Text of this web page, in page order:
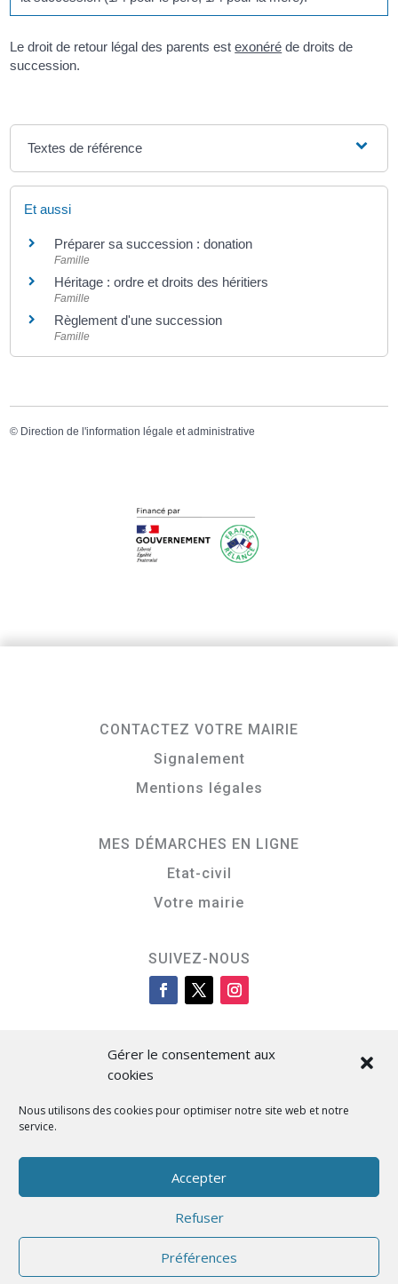
Gérer le consentement aux
cookies
Nous utilisons des cookies pour optimiser notre site web et notre
service.
Accepter
Refuser
Préférences
Le droit de retour légal des parents estexonéré de droits de
succession.
Textes de référence
Et aussi
Préparer sa succession : donation
Famille
Héritage : ordre et droits des héritiers
Famille
Règlement d'une succession
Famille
© Direction de l'information légale et administrative
CONTACTEZ VOTRE MAIRIE
Signalement
Mentions légales
MES DÉMARCHES EN LIGNE
Etat-civil
Votre mairie
SUIVEZ-NOUS
Cità di L’Isula
Designed by BKM Web Consulting